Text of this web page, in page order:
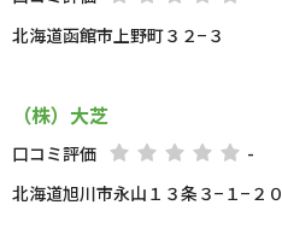
北海道函館市上野町３２−３
（株）大芝
口コミ評価
-
北海道旭川市永山１３条３−１−２０